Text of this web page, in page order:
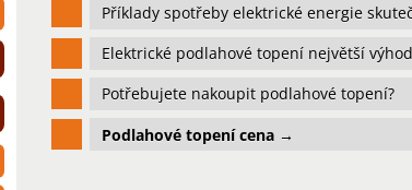
Příklady spotřeby elektrické energie
Elektrické podlahové topení největší
Potřebujete nakoupit podlahové topení?
Podlahové topení cena →